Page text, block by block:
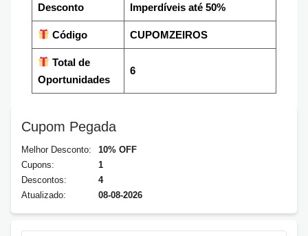
Desconto
Imperdíveis até 50%
Código CUPOMZEIROS
Total de
Oportunidades
6
Cupom Pegada
Melhor Desconto:
10% OFF
Cupons:
1
Descontos:
4
Atualizado:
08-08-2026